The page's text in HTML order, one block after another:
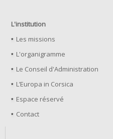
L'institution
Les missions
L'organigramme
Le Conseil d'Administration
L’Europa in Corsica
Espace réservé
Contact